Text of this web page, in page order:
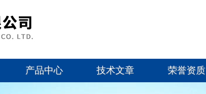
产品中心 技术文章 荣誉资质